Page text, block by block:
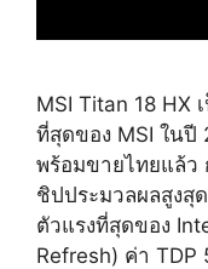
MSI Titan 18 HX
ที่สุดของ MSI ในปี
พร้อมขายไทยแล้ว
ชิปประมวลผลสูงสุ
ตัวแรงที่สุดของ
Refresh) ค่า TDP